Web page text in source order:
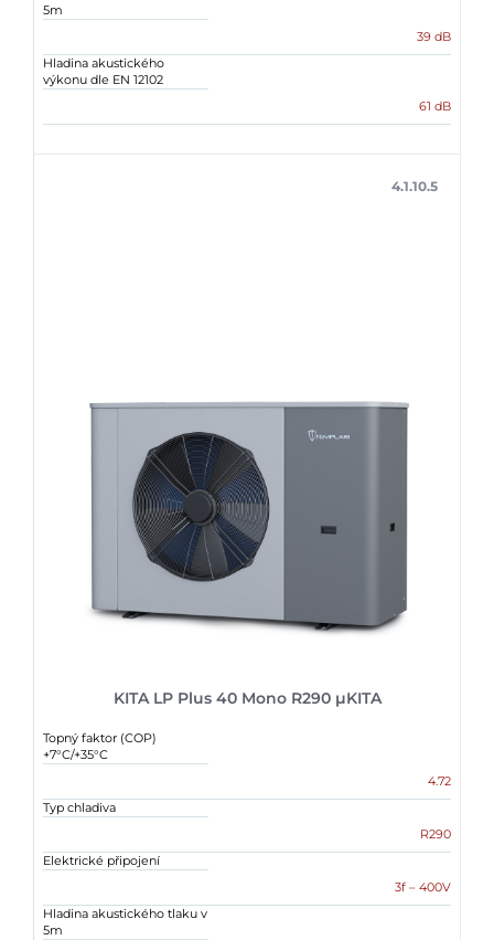
5m
39 dB
Hladina akustického
výkonu dle EN 12102
61 dB
KITA LP Plus 40 Mono R290 µKITA
4.1.10.5
Topný faktor (COP)
+7°C/+35°C
4.72
Typ chladiva
R290
Elektrické připojení
3f – 400V
Hladina akustického tlaku v
5m